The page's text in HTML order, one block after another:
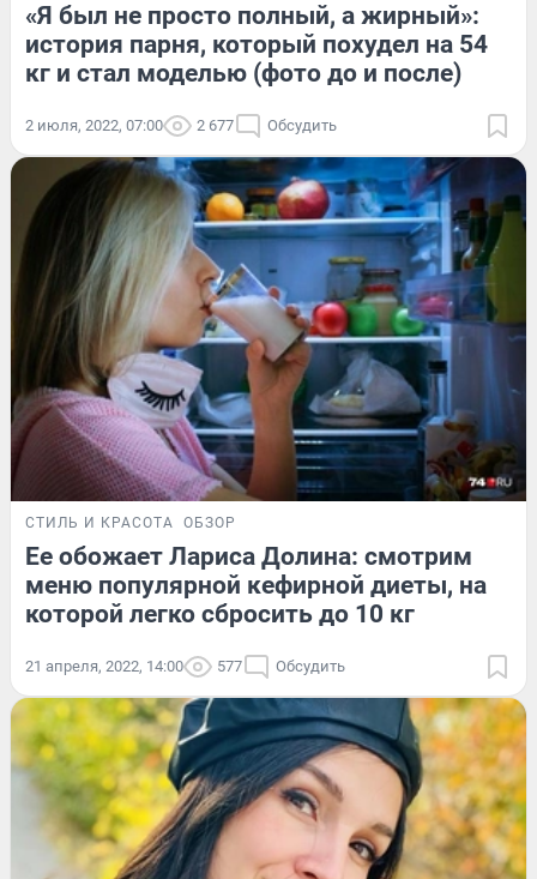
«Я был не просто полный, а жирный»:
история парня, который похудел на 54
кг и стал моделью (фото до и после)
2 июля, 2022, 07:00 2 677 Обсудить
СТИЛЬ И КРАСОТА ОБЗОР
Ее обожает Лариса Долина: смотрим
меню популярной кефирной диеты, на
которой легко сбросить до 10 кг
21 апреля, 2022, 14:00 577 Обсудить